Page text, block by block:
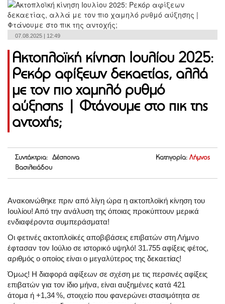
07.08.2025 | 12:49
Ακτοπλοϊκή κίνηση Ιουλίου 2025:
Ρεκόρ αφίξεων δεκαετίας, αλλά
με τον πιο χαμηλό ρυθμό
αύξησης | Φτάνουμε στο πικ της
αντοχής;
Συντάκτρια: Δέσποινα
Βασιλειάδου
Κατηγορία: Λήμνος
Ανακοινώθηκε πριν από λίγη ώρα η ακτοπλοϊκή κίνηση του
Ιουλίου! Από την ανάλυση της όποιας προκύπτουν μερικά
ενδιαφέροντα συμπεράσματα!
Οι φετινές ακτοπλοϊκές αποβιβάσεις επιβατών στη Λήμνο
έφτασαν τον Ιούλιο σε ιστορικό υψηλό! 31.755 αφίξεις φέτος,
αριθμός ο οποίος είναι ο μεγαλύτερος της δεκαετίας!
Όμως! Η διαφορά αφίξεων σε σχέση με τις περσινές αφίξεις
επιβατών για τον ίδιο μήνα, είναι αυξημένες κατά 421
άτομα ή +1,34 %, στοιχείο που φανερώνει στασιμότητα σε